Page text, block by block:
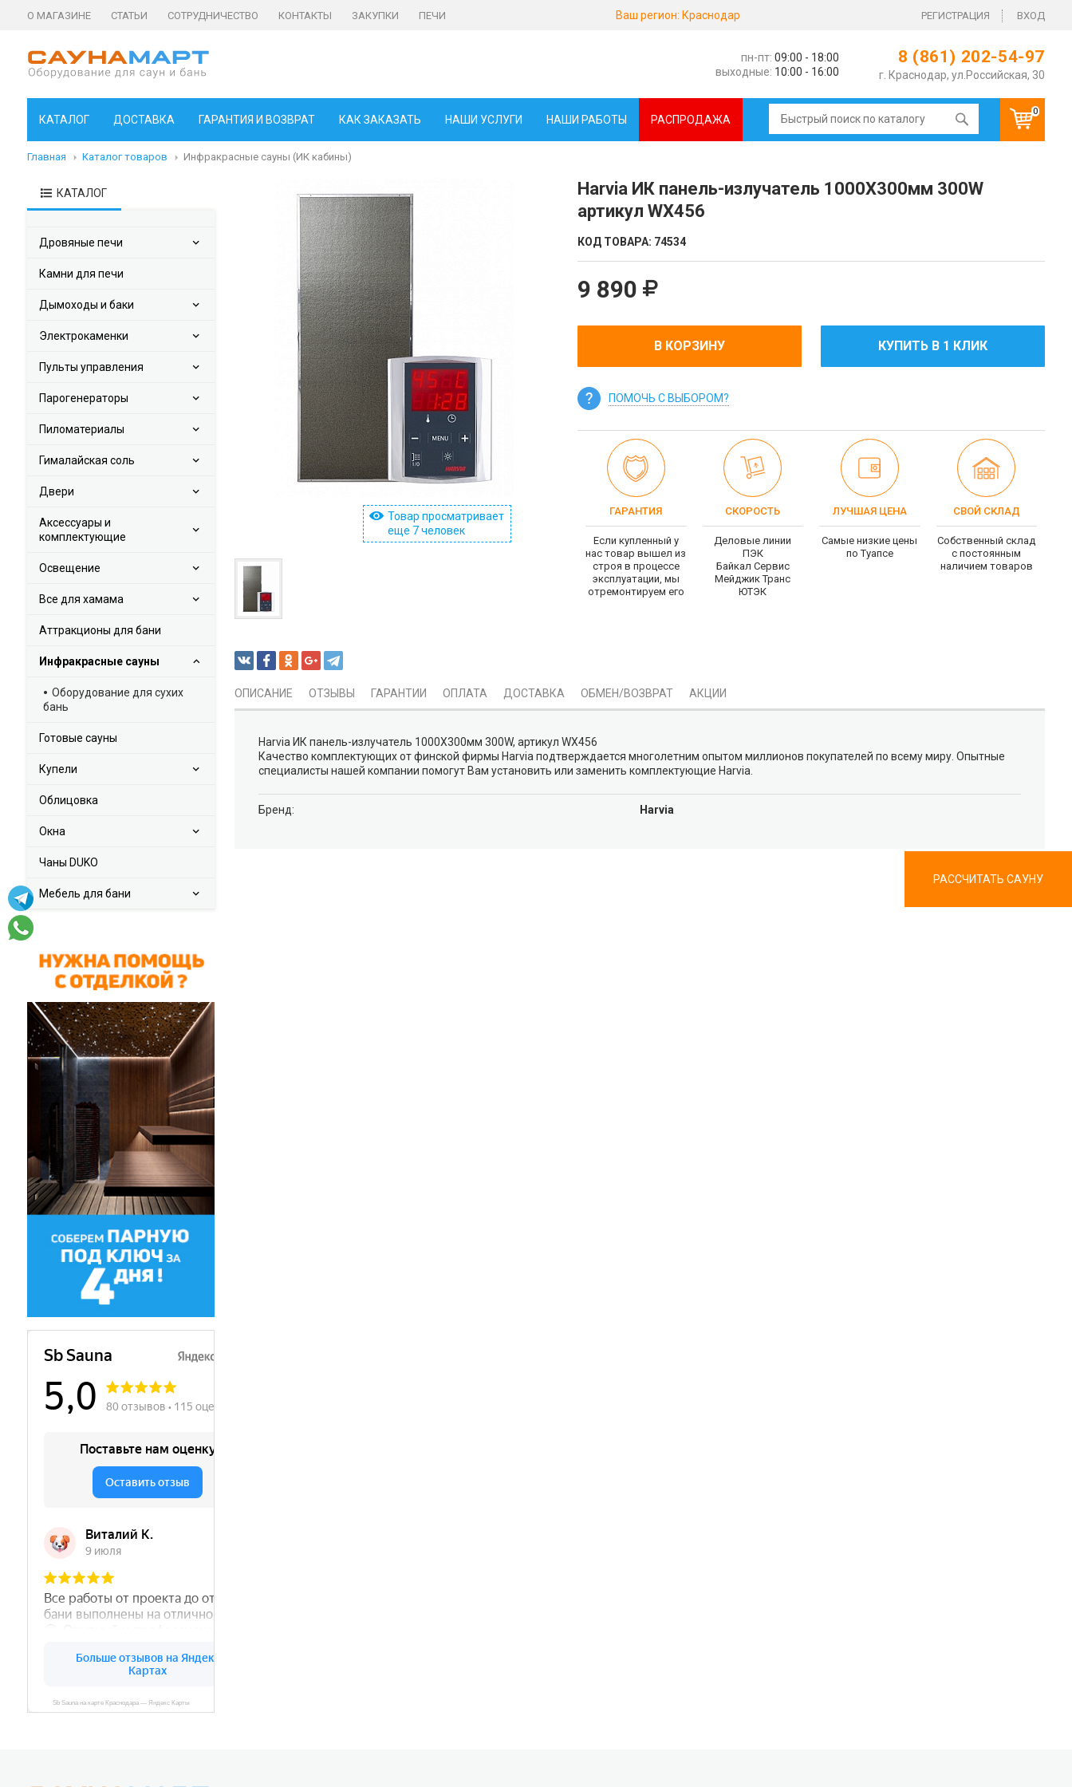
О МАГАЗИНЕ СТАТЬИ СОТРУДНИЧЕСТВО КОНТАКТЫ ЗАКУПКИ ПЕЧИ Ваш регион: Краснодар РЕГИСТРАЦИЯ ВХОД
пн-пт: 09:00 - 18:00
выходные: 10:00 - 16:00
8 (861) 202-54-97
г. Краснодар, ул.Российская, 30
КАТАЛОГ ДОСТАВКА ГАРАНТИЯ И ВОЗВРАТ КАК ЗАКАЗАТЬ НАШИ УСЛУГИ НАШИ РАБОТЫ РАСПРОДАЖА
0
РАССЧИТАТЬ САУНУ
Главная Каталог товаров Инфракрасные сауны (ИК кабины)
КАТАЛОГ
Дровяные печи
Камни для печи
Дымоходы и баки
Электрокаменки
Пульты управления
Парогенераторы
Пиломатериалы
Гималайская соль
Двери
Аксессуары и
комплектующие
Освещение
Все для хамама
Аттракционы для бани
Инфракрасные сауны
Оборудование для сухих
бань
Готовые сауны
Купели
Облицовка
Окна
Чаны DUKO
Мебель для бани
Товар просматривает
еще 7 человек
Harvia ИК панель-излучатель 1000X300мм 300W
артикул WX456
КОД ТОВАРА: 74534
9 890
В КОРЗИНУ КУПИТЬ В 1 КЛИК
ПОМОЧЬ С ВЫБОРОМ?
ГАРАНТИЯ
Если купленный у
нас товар вышел из
строя в процессе
эксплуатации, мы
отремонтируем его
СКОРОСТЬ
Деловые линии
ПЭК
Байкал Сервис
Мейджик Транс
ЮТЭК
ЛУЧШАЯ ЦЕНА
Самые низкие цены
по Туапсе
СВОЙ СКЛАД
Собственный склад
c постоянным
наличием товаров
ОПИСАНИЕ ОТЗЫВЫ ГАРАНТИИ ОПЛАТА ДОСТАВКА ОБМЕН/ВОЗВРАТ АКЦИИ
Harvia ИК панель-излучатель 1000X300мм 300W, артикул WX456
Качество комплектующих от финской фирмы Harvia подтверждается многолетним опытом миллионов покупателей по всему миру. Опытные
специалисты нашей компании помогут Вам установить или заменить комплектующие Harvia.
Брeнд: Harvia